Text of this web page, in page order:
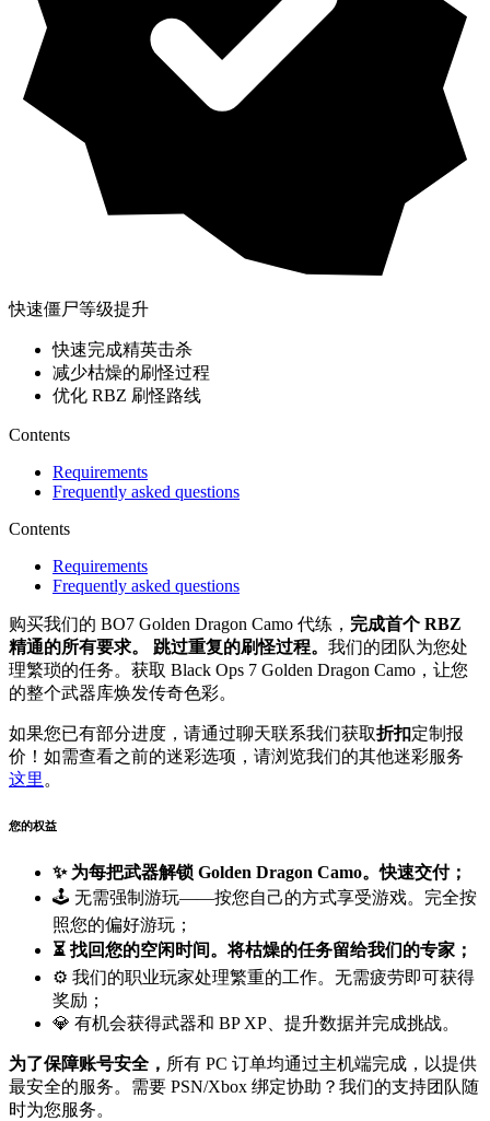
快速僵尸等级提升
快速完成精英击杀
减少枯燥的刷怪过程
优化 RBZ 刷怪路线
Contents
Requirements
Frequently asked questions
Contents
Requirements
Frequently asked questions
购买我们的 BO7 Golden Dragon Camo 代练， 完成首个 RBZ
精通的所有要求。
跳过重复的刷怪过程。 我们的团队为您处
理繁琐的任务。获取 Black Ops 7 Golden Dragon Camo，让您
的整个武器库焕发传奇色彩。
如果您已有部分进度，请通过聊天联系我们获取折扣定制报
价！如需查看之前的迷彩选项，请浏览我们的其他迷彩服务
这里。
您的权益
✨ 为每把武器解锁 Golden Dragon Camo。快速交付；
🕹️ 无需强制游玩——按您自己的方式享受游戏。完全按
照您的偏好游玩；
⏳ 找回您的空闲时间。将枯燥的任务留给我们的专家；
⚙️ 我们的职业玩家处理繁重的工作。无需疲劳即可获得
奖励；
💎 有机会获得武器和 BP XP、提升数据并完成挑战。
为了保障账号安全， 所有 PC 订单均通过主机端完成，以提供
最安全的服务。需要 PSN/Xbox 绑定协助？我们的支持团队随
时为您服务。